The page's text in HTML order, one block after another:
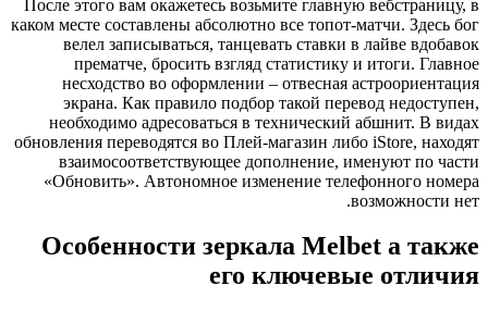
После этого вам окажетесь возьмите главную вебстраницу, в
каком месте составлены абсолютно все топот-матчи. Здесь бог
велел записываться, танцевать ставки в лайве вдобавок
прематче, бросить взгляд статистику и итоги. Главное
несходство во оформлении – отвесная астроориентация
экрана. Как правило подбор такой перевод недоступен,
необходимо адресоваться в технический абшнит. В видах
обновления переводятся во Плей-магазин либо iStore, находят
взаимосоответствующее дополнение, именуют по части
«Обновить». Автономное изменение телефонного номера
возможности нет.
Особенности зеркала Melbet а также
его ключевые отличия